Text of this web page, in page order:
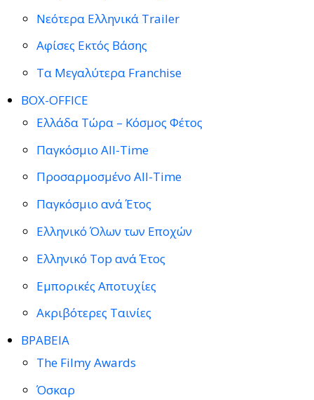
Νεότερα Ελληνικά Trailer
Αφίσες Εκτός Βάσης
Τα Μεγαλύτερα Franchise
BOX-OFFICE
Ελλάδα Τώρα – Κόσμος Φέτος
Παγκόσμιο All-Time
Προσαρμοσμένο All-Time
Παγκόσμιο ανά Έτος
Ελληνικό Όλων των Εποχών
Ελληνικό Top ανά Έτος
Εμπορικές Αποτυχίες
Ακριβότερες Ταινίες
ΒΡΑΒΕΙΑ
The Filmy Awards
Όσκαρ